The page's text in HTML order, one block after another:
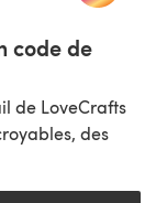
code de
de LoveCrafts
des